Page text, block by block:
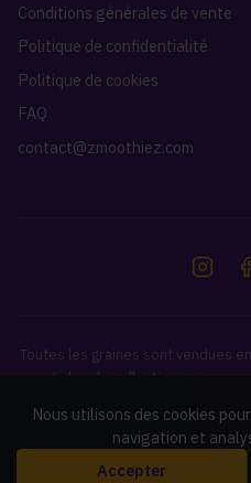
Conditions générales de vente
Politique de confidentialité
Politique de cookies
FAQ
contact@zmoothiez.com
Toutes les graines sont vendues
articles de collection
responsabilité de vérifier et de
Nous utilisons des cookies
navigation et
Accepter